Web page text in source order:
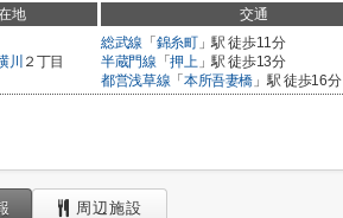
地 交通
川 ２丁目
総武線 「 錦糸町」駅 徒歩11分
半蔵門線 「押上」駅 徒歩13分
都営浅草線 「 本所吾妻橋 」駅 徒歩16分
周辺施設